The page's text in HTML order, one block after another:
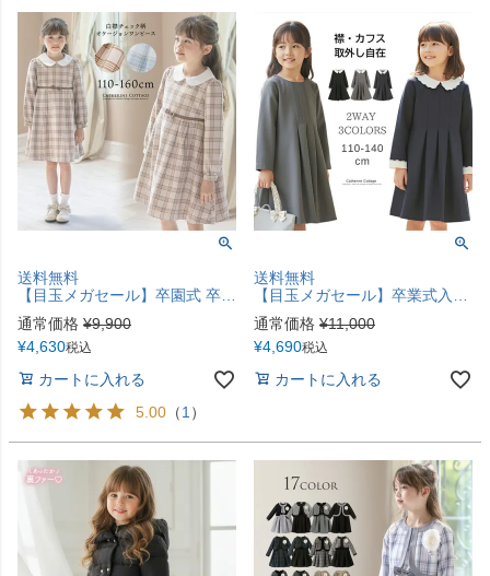
送料無料
【目玉メガセール】卒園式 卒業式 女の子ワンピース 長袖 白襟チェック柄オケージョンワンピース ベージュ 水色 フォーマル 女子スーツ きちんとワンピース TAK
通常価格 ¥9,900
¥4,630税込
カートに入れる
5.00 （1 ）
送料無料
【目玉メガセール】卒業式入学式女の子ワンピース 白襟が清楚な令嬢 ワンピース スカラップレース白襟長袖ワンピース きちんとワンピース 喪服 お受験 入学式 キッズ キャサリンコテージ TAK
通常価格 ¥11,000
¥4,690税込
カートに入れる